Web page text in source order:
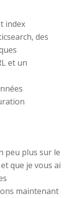
index
des
et un
peu plus sur le
que je vous ai
maintenant